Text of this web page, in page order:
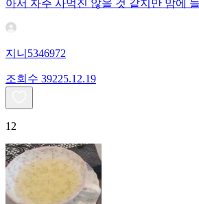
아서 자주 사먹진 않을 것 같지만 맘에
지니5346972
조회수 39225.12.19
12